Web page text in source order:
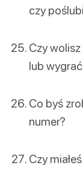
czy
Czy
lub
Co byś
numer?
Czy